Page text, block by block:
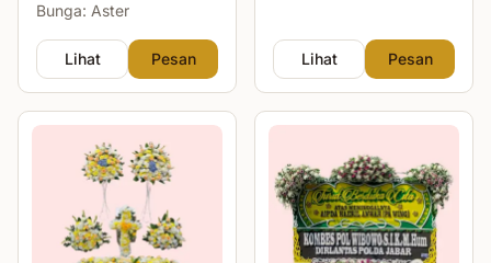
Bunga: Aster
Lihat Pesan Lihat Pesan